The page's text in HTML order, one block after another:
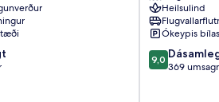
Heilsulind
Ókeypis
9.0
af
9,0
369